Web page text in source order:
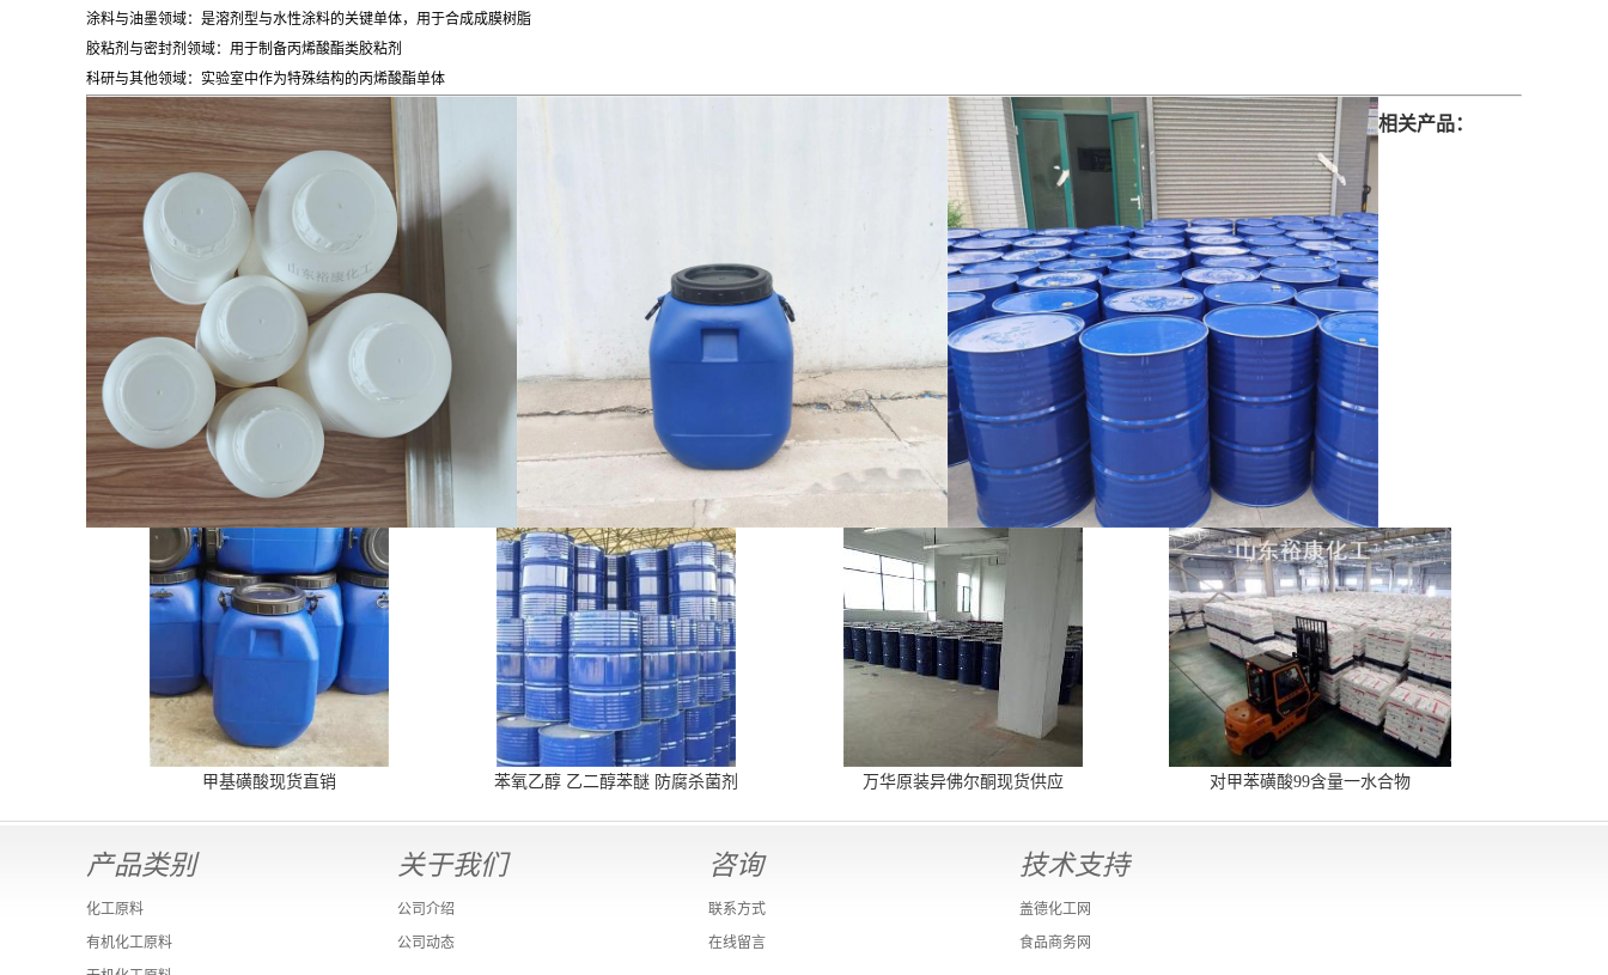
涂料与油墨领域：是溶剂型与水性涂料的关键单体，用于合成成膜树脂
胶粘剂与密封剂领域：用于制备丙烯酸酯类胶粘剂
科研与其他领域：实验室中作为特殊结构的丙烯酸酯单体
相关产品：
甲基磺酸现货直销 苯氧乙醇 乙二醇苯醚 防腐杀菌剂 万华原装异佛尔酮现货供应 对甲苯磺酸99含量一水合物
产品类别
化工原料
有机化工原料
关于我们
公司介绍
公司动态
咨询
联系方式
在线留言
技术支持
盖德化工网
食品商务网